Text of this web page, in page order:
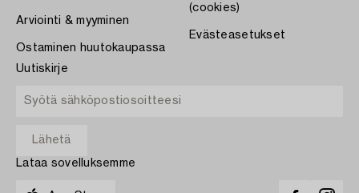
Arviointi & myyminen
Ostaminen huutokaupassa
(cookies)
Evästeasetukset
Uutiskirje
Lataa sovelluksemme